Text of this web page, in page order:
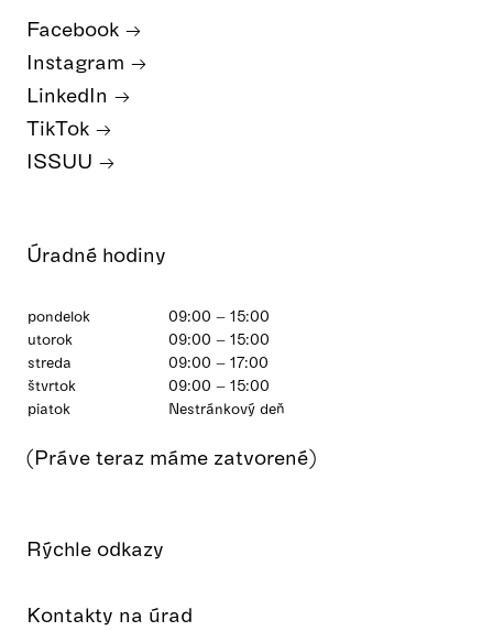
Rýchle odkazy
Kontakty na úrad
Úradné hodiny
pondelok
09:00 – 15:00
utorok
09:00 – 15:00
streda
09:00 – 17:00
štvrtok
09:00 – 15:00
piatok
Nestránkový deň
(Práve teraz máme zatvorené)
Facebook
Instagram
LinkedIn
TikTok
ISSUU